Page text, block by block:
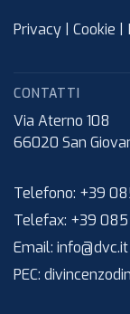
Privacy Cookie
CONTATTI
Via Aterno 108
66020 San
Telefono: +39
Telefax: +39 085
Email: info@dvc.it
PEC: